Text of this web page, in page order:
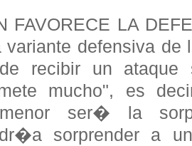
FAVORECE LA
variante defensiva de
recibir un
mucho", es
ser� la
sorprender a